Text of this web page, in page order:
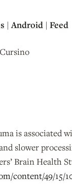
|Android | Feed
is associated
slower
Brain Health
content/49/15/